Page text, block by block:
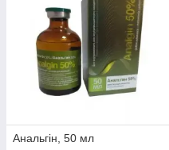
Анальгін, 50 мл